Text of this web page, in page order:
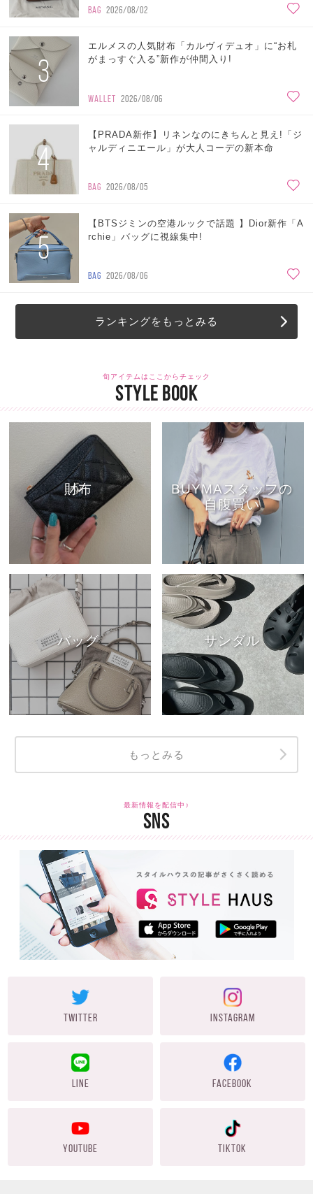
BAG 2026/08/02
3
エルメスの人気財布「カルヴィデュオ」に“お札
がまっすぐ入る”新作が仲間入り!
WALLET 2026/08/06
4
【PRADA新作】リネンなのにきちんと見え!「ジ
ャルディニエール」が大人コーデの新本命
BAG 2026/08/05
5
【BTSジミンの空港ルックで話題 】Dior新作「A
rchie」バッグに視線集中!
BAG 2026/08/06
ランキングをもっとみる
旬アイテムはここからチェック
STYLE BOOK
財布
BUYMAスタッフの
自腹買い
バッグ サンダル
もっとみる
最新情報を配信中♪
SNS
TWITTER INSTAGRAM
LINE FACEBOOK
YOUTUBE TIKTOK